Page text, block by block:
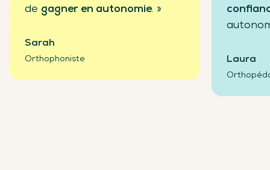
de gagner en autonomie. »
Sarah
Orthophoniste Laura